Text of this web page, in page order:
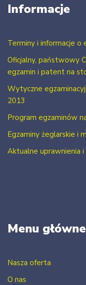
Informacje
Terminy i informacje o
Oficjalny, państwowy
egzamin i patent na
Wytyczne
2013
Program egzaminów
Egzaminy żeglarskie i
Aktualne uprawnienia
Menu główne
Nasza oferta
O nas